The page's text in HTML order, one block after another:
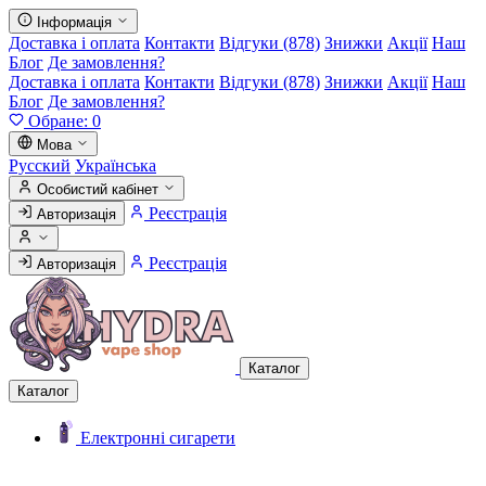
Інформація
Доставка і оплата Контакти Відгуки (878) Знижки Акції Наш
Блог Де замовлення?
Доставка і оплата Контакти Відгуки (878) Знижки Акції Наш
Блог Де замовлення?
Обране: 0
Мова
Русский Українська
Особистий кабінет
Авторизація
Реєстрація
Авторизація Реєстрація
Каталог
Каталог
Електронні сигарети